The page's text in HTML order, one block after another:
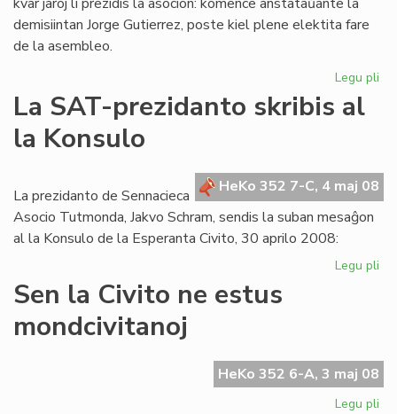
demisiintan Jorge Gutierrez, poste kiel plene elektita fare
de la asembleo.
Legu pli
La SAT-prezidanto skribis al
la Konsulo
HeKo 352 7-C, 4 maj 08
La prezidanto de Sennacieca
Asocio Tutmonda, Jakvo Schram, sendis la suban mesaĝon
al la Konsulo de la Esperanta Civito, 30 aprilo 2008:
Legu pli
al
Sen la Civito ne estus
mondcivitanoj
HeKo 352 6-A, 3 maj 08
Legu pli